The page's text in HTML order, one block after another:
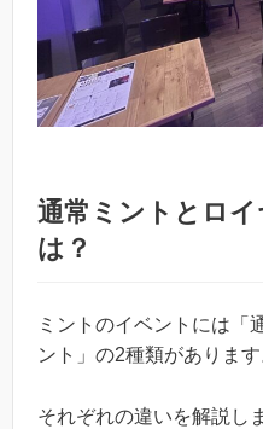
通常ミントとロ
は？
ミントのイベントには「
ント」の2種類があります
それぞれの違いを解説し